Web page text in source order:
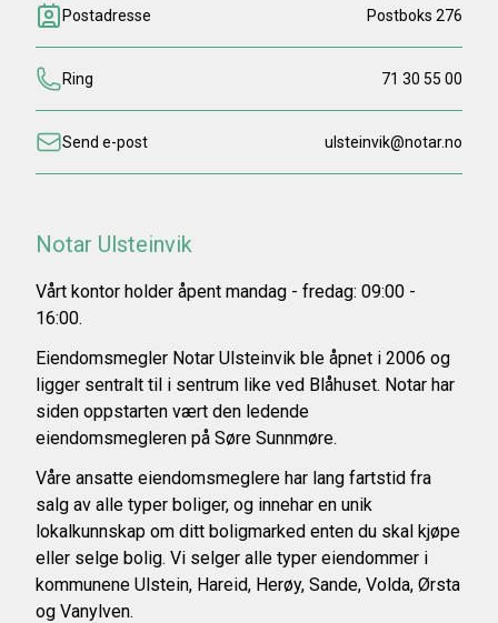
Postadresse Postboks 276
Ring 71 30 55 00
Send e-post ulsteinvik@notar.no
Notar Ulsteinvik
Vårt kontor holder åpent mandag - fredag: 09:00 -
16:00.
Eiendomsmegler Notar Ulsteinvik ble åpnet i 2006 og
ligger sentralt til i sentrum like ved Blåhuset. Notar har
siden oppstarten vært den ledende
eiendomsmegleren på Søre Sunnmøre.
Våre ansatte eiendomsmeglere har lang fartstid fra
salg av alle typer boliger, og innehar en unik
lokalkunnskap om ditt boligmarked enten du skal kjøpe
eller selge bolig. Vi selger alle typer eiendommer i
kommunene Ulstein, Hareid, Herøy, Sande, Volda, Ørsta
og Vanylven.